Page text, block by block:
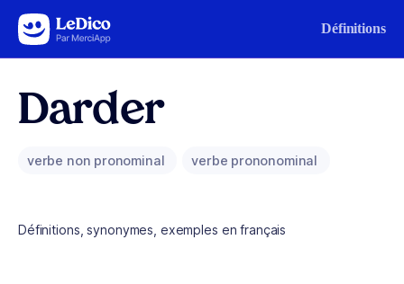
Aller au contenu Définitions
Darder
verbe non pronominal verbe prononominal
Définitions, synonymes, exemples en français